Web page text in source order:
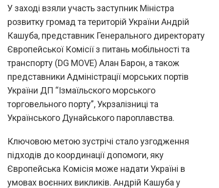
У заході взяли участь заступник Міністра
розвитку громад та територій України Андрій
Кашуба, представник Генерального директорату
Європейської Комісії з питань мобільності та
транспорту (DG MOVE) Алан Барон, а також
представники Адміністрації морських портів
України ДП “Ізмаїльского морського
торговельного порту”, Укрзалізниці та
Українського Дунайського пароплавства.
Ключовою метою зустрічі стало узгодження
підходів до координації допомоги, яку
Європейська Комісія може надати Україні в
умовах воєнних викликів. Андрій Кашуба у